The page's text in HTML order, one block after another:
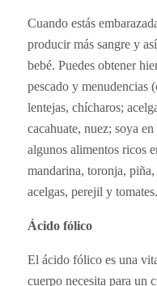
Cuando estás
producir más sangre y
bebé. Puedes obtener
pescado y menudencias
lentejas, chícharos;
cacahuate, nuez; soya
algunos alimentos ricos
mandarina, toronja,
acelgas, perejil y tomates.
Ácido fólico
El ácido fólico es una
cuerpo necesita para un